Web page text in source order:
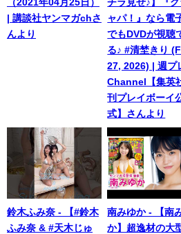
（2021年04月25日）
| 講談社ヤンマガchさ
んより
チラ見せ♪】『
ャパ！』なら電
でもDVDが視聴
る♪ #清埜きり
27, 2026) | 週プ
Channel【集英
刊プレイボーイ
式】さんより
鈴木ふみ奈 - 【#鈴木
ふみ奈 & #天木じゅ
南みゆか - 【南
か】超逸材の大